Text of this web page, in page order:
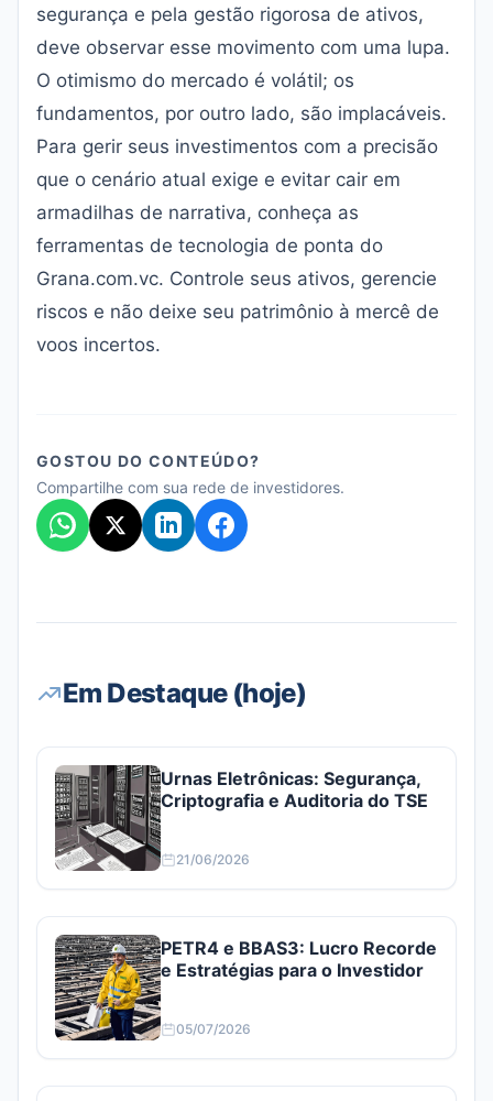
segurança e pela gestão rigorosa de ativos,
deve observar esse movimento com uma lupa.
O otimismo do mercado é volátil; os
fundamentos, por outro lado, são implacáveis.
Para gerir seus investimentos com a precisão
que o cenário atual exige e evitar cair em
armadilhas de narrativa, conheça as
ferramentas de tecnologia de ponta do
Grana.com.vc. Controle seus ativos, gerencie
riscos e não deixe seu patrimônio à mercê de
voos incertos.
GOSTOU DO CONTEÚDO?
Compartilhe com sua rede de investidores.
Em Destaque (hoje)
Urnas Eletrônicas: Segurança,
Criptografia e Auditoria do TSE
21/06/2026
PETR4 e BBAS3: Lucro Recorde
e Estratégias para o Investidor
05/07/2026